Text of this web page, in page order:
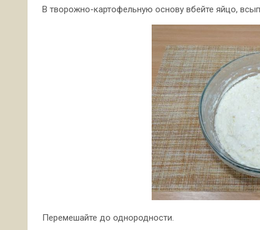
В творожно-картофельную основу вбейте яйцо,
Перемешайте до однородности.